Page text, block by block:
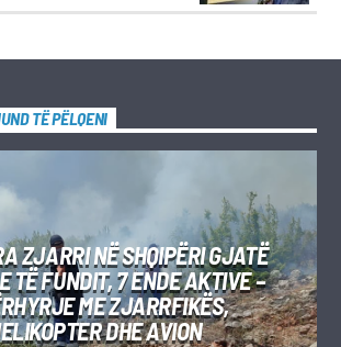
TË PËLQENI
ZJARRI NË SHQIPËRI GJATË
TË FUNDIT, 7 ENDE AKTIVE –
ME ZJARRFIKËS,
DHE AVION